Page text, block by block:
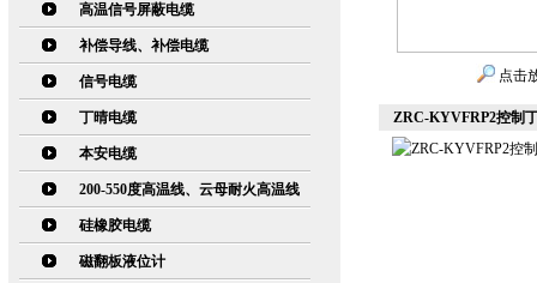
高温信号屏蔽电缆
补偿导线、补偿电缆
信号电缆
丁晴电缆
本安电缆
200-550度高温线、云母耐火高温线
硅橡胶电缆
磁翻板液位计
点击
ZRC-KYVFRP2控制